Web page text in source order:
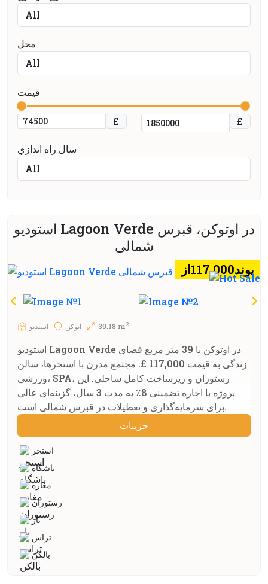
محل
قیمت
£ £
سال راه اندازي
استودیو Lagoon Verde در اوتوکن، قبرس
شمالی
پوند117.000از
استديو اتوکن 39.18 m2
استودیو Lagoon Verde در اوتوکن با 39 متر مربع فضای
زندگی به قیمت 117,000 £. مجتمع مدرن با استخرها، سالن
ورزشی، SPA، رستوران و زیرساخت کامل ساحلی. این
پروژه با اجاره تضمینی 8٪ به مدت 3 سال، گزینه‌ای عالی
برای سرمایه‌گذاری و تعطیلات در قبرس شمالی است.
جزييات
استخر
باشگاه
مغازه
رستوران
بار
تراس
بالكن